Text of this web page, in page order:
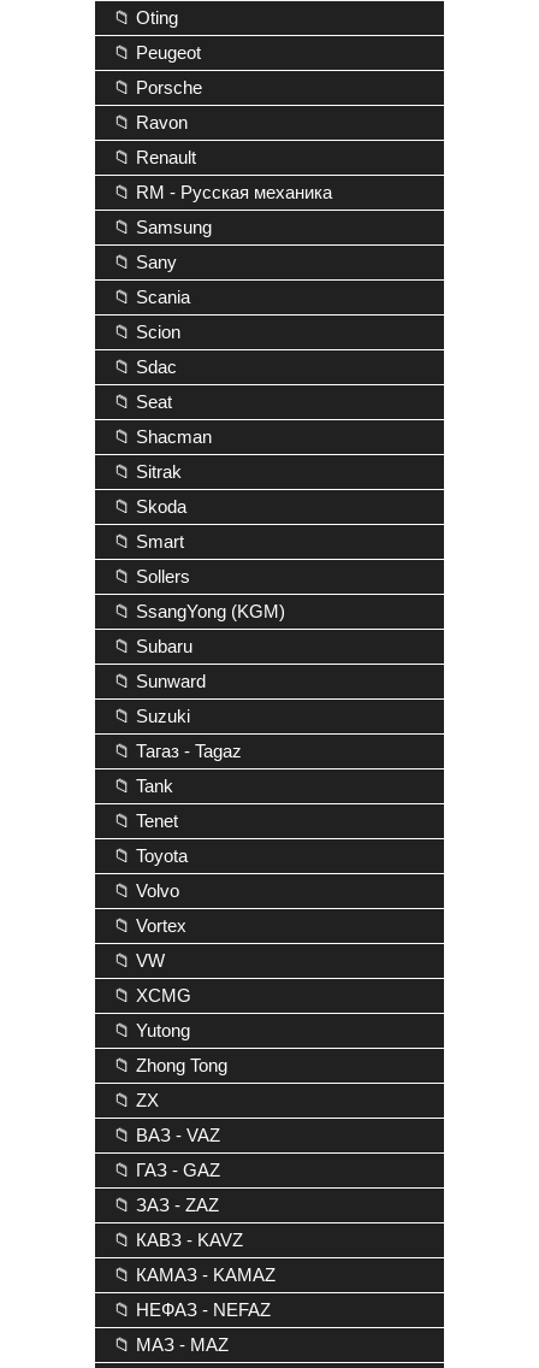
📁 Oting
📁 Peugeot
📁 Porsche
📁 Ravon
📁 Renault
📁 RM - Русская механика
📁 Samsung
📁 Sany
📁 Scania
📁 Scion
📁 Sdac
📁 Seat
📁 Shacman
📁 Sitrak
📁 Skoda
📁 Smart
📁 Sollers
📁 SsangYong (KGM)
📁 Subaru
📁 Sunward
📁 Suzuki
📁 Тагаз - Tagaz
📁 Tank
📁 Tenet
📁 Toyota
📁 Volvo
📁 Vortex
📁 VW
📁 XCMG
📁 Yutong
📁 Zhong Tong
📁 ZX
📁 ВАЗ - VAZ
📁 ГАЗ - GAZ
📁 ЗАЗ - ZAZ
📁 КАВЗ - KAVZ
📁 КАМАЗ - KAMAZ
📁 НЕФАЗ - NEFAZ
📁 МАЗ - MAZ